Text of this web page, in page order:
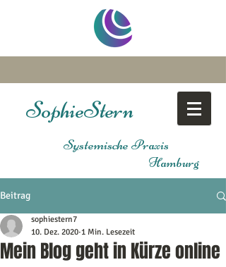
SophieStern
Systemische Praxis
Hamburg
Beitrag
Mein Blog geht in Kürze online
sophiestern7
10. Dez. 2020 1 Min. Lesezeit